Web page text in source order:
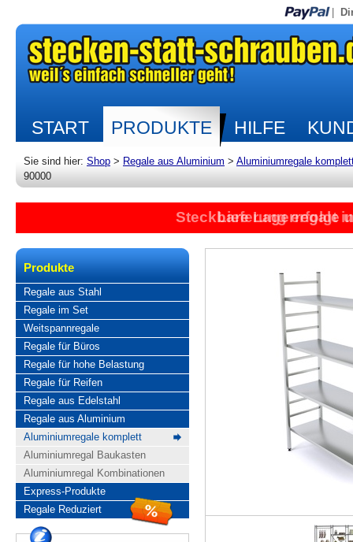
START PRODUKTE HILFE
Sie sind hier: Shop > Regale aus Aluminium > Aluminiumregale
90000
Steckbare Lagerregale
Lieferung erfolgt
Produkte
Regale aus Stahl
Regale im Set
Weitspannregale
Regale für Büros
Regale für hohe Belastung
Regale für Reifen
Regale aus Edelstahl
Regale aus Aluminium
Aluminiumregale komplett
Aluminiumregal Baukasten
Aluminiumregal Kombinationen
Express-Produkte
Regale Reduziert